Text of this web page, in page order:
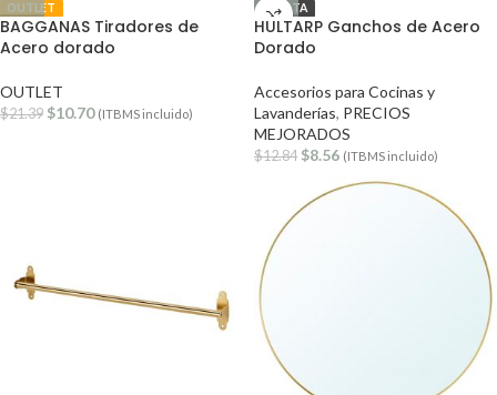
OUTLET
BAGGANAS Tiradores de
Acero dorado
OUTLET
$21.39 $10.70 (ITBMS incluido)
OFERTA
HULTARP Ganchos de Acero
Dorado
Accesorios para Cocinas y
Lavanderías, PRECIOS
MEJORADOS
$12.84 $8.56 (ITBMS incluido)